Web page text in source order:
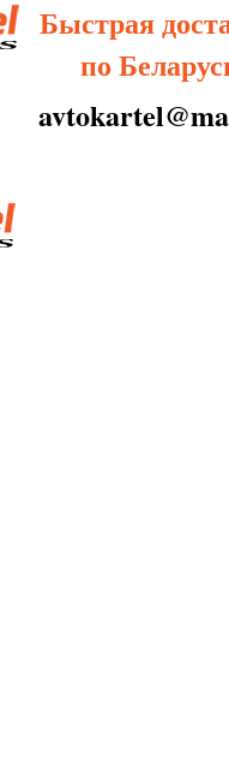
Быстрая
по